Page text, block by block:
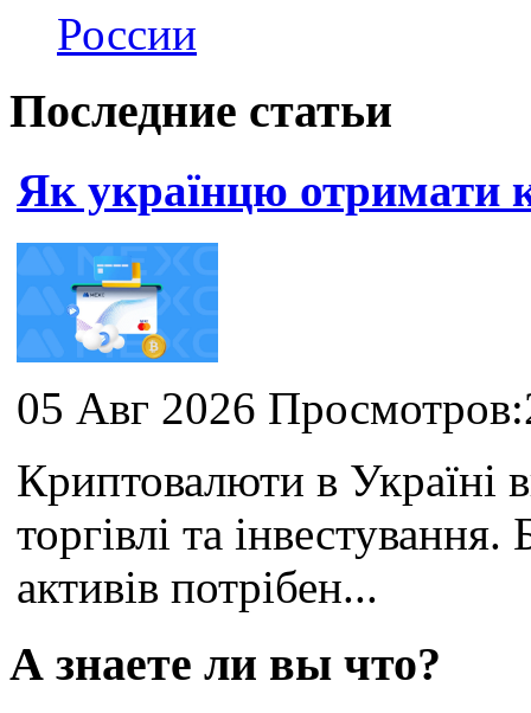
России
Последние статьи
Як українцю отримати
05 Авг 2026
Криптовалюти в Україні
торгівлі та
активів потрібен...
А знаете ли вы что?